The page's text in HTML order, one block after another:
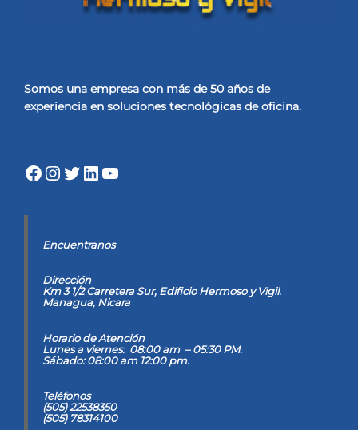
Somos una empresa con más de 50 años de
experiencia en soluciones tecnológicas de oficina.
Facebook
Instagram
Twitter
LinkedIn
YouTube
Encuentranos
Dirección
Km 3 1/2 Carretera Sur, Edificio Hermoso y Vigil.
Managua, Nicara
Horario de Atención
Lunes a viernes: 08:00 am – 05:30 PM.
Sábado: 08:00 am 12:00 pm.
Teléfonos
(505) 22538350
(505) 78314100